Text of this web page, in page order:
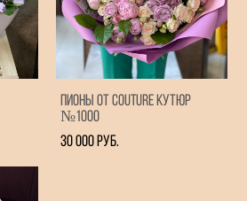
Пионы от Couture кутюр
№1000
30 000 pуб.